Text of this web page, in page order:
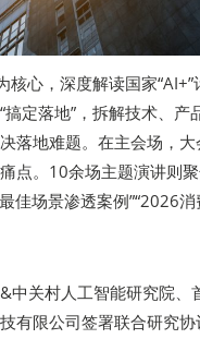
核心，深度解读国家
定落地”，拆解技术、产
落地难题。在主会场，
点。10余场主题演讲则聚
佳场景渗透案例”“2026
中关村人工智能研究院、
有限公司签署联合研究协